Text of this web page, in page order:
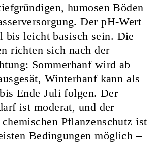
humosen Böden
Der pH-Wert
bis leicht basisch sein. Die
richten sich nach der
Sommerhanf wird ab
Winterhanf kann als
Ende Juli folgen. Der
ist moderat, und der
Pflanzenschutz ist
Bedingungen möglich –